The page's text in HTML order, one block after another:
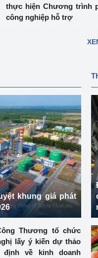
thực hiện Chương trình
công nghiệp hỗ trợ
khung giá phát
Thương tổ chức
lấy ý kiến dự thảo
định về kinh doanh